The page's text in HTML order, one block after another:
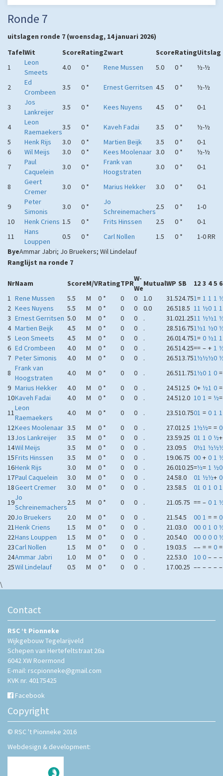
Ronde 7
uitslagen ronde 7 (woensdag, 14 januari 2026)
TafelWit ScoreRatingZwart ScoreRatingUitslag
1
Leon
Smeets
4.0 0 * Rene Mussen 5.0 0 * ½-½
2
Ed
Crombeen
3.5 0 * Ernest Gerritsen 4.5 0 * ½-½
3
Jos
Lankreijer
3.5 0 * Kees Nuyens 4.5 0 * 0-1
4
Leon
Raemaekers
3.5 0 * Kaveh Fadai 3.5 0 *
½-½
5
Henk Rijs 3.0 0 * Martien Beijk 3.5 0 *
0-1
6
Wil Meijs 3.0 0 * Kees Moolenaar 3.0 0 *
½-½
7
Paul
Caquelein
3.0 0 *
Frank van
Hoogstraten
3.0 0 * 0-1
8
Geert
Cremer
3.0 0 * Marius Hekker 3.0 0 * 0-1
9
Peter
Simonis
3.0 0 *
Jo
Schreinemachers
2.5 0 *
1-0
10
Henk Criens 1.5 0 * Frits Hinssen 2.5 0 *
0-1
11
Hans
Louppen
0.5 0 * Carl Nollen 1.5 0 *
1-0 RR
ByeAmmar Jabri; Jo Bruekers; Wil Lindelauf
Ranglijst na ronde 7
NrNaam ScoreM/VRatingTPR
W-
We
MutualWP SB 12 3 4 5 6
1 Rene Mussen 5.5 M 0 * 0 0 1.0 31.524.751= 1 1 1
2 Kees Nuyens 5.5 M 0 * 0 0 0.0 26.518.5 11 ½0 1 1
3 Ernest Gerritsen 5.0 M 0 * 0 0 . 31.021.2511 ½½1
4 Martien Beijk 4.5 M 0 * 0 0 . 28.516.751½1 ½0
5 Leon Smeets 4.5 M 0 * 0 0 . 26.014.751= 0 ½1 1
6 Ed Crombeen 4.0 M 0 * 0 0 . 26.514.25== – + 1
7 Peter Simonis 4.0 M 0 * 0 0 . 26.513.751½½½0
8
Frank van
Hoogstraten
4.0 M 0 * 0 0 . 26.511.751½0 1 0 =
9 Marius Hekker 4.0 M 0 * 0 0 . 24.512.5 0+ ½1 0 =
10Kaveh Fadai 4.0 M 0 * 0 0 . 24.512.0 10 1 = ½=
11
Leon
Raemaekers
4.0 M 0 * 0 0 . 23.510.7501 = 0 1 1
12Kees Moolenaar 3.5 M 0 * 0 0 . 27.012.5 1½½= = 0
13Jos Lankreijer 3.5 M 0 * 0 0 . 23.59.25 01 1 0 ½+
14Wil Meijs 3.5 M 0 * 0 0 . 23.09.5 0½1 ½½
15Frits Hinssen 3.5 M 0 * 0 0 . 19.06.75 00 + 0 1
16Henk Rijs 3.0 M 0 * 0 0 . 26.010.25=½= 1 ½0
17Paul Caquelein 3.0 M 0 * 0 0 . 24.58.0 01 ½½+ 0
18Geert Cremer 3.0 M 0 * 0 0 . 23.58.5 01 0 1 0 1
19
Jo
Schreinemachers
2.5 M 0 * 0 0 . 21.05.75 == – 0 1
20Jo Bruekers 2.0 M 0 * 0 0 . 21.54.5 00 1 = = 0
21Henk Criens 1.5 M 0 * 0 0 . 21.03.0 00 0 1 0
22Hans Louppen 1.5 M 0 * 0 0 . 20.54.0 00 0 0 0
23Carl Nollen 1.5 M 0 * 0 0 . 19.03.5 –– = = 0 =
24Ammar Jabri 1.0 M 0 * 0 0 . 22.53.0 10 0 – – –
25Wil Lindelauf 0.5 M 0 * 0 0 . 17.00.25 –– – – – –
\
Contact
RSC ’t Pionneke
Wijkgebouw Tegelarijveld
Schepen van Hertefeltstraat 26a
6042 XW Roermond
E-mail: rscpionneke@gmail.com
KVK nr. 40175425
Facebook
Copyright
© RSC 't Pionneke 2016
Webdesign & development: